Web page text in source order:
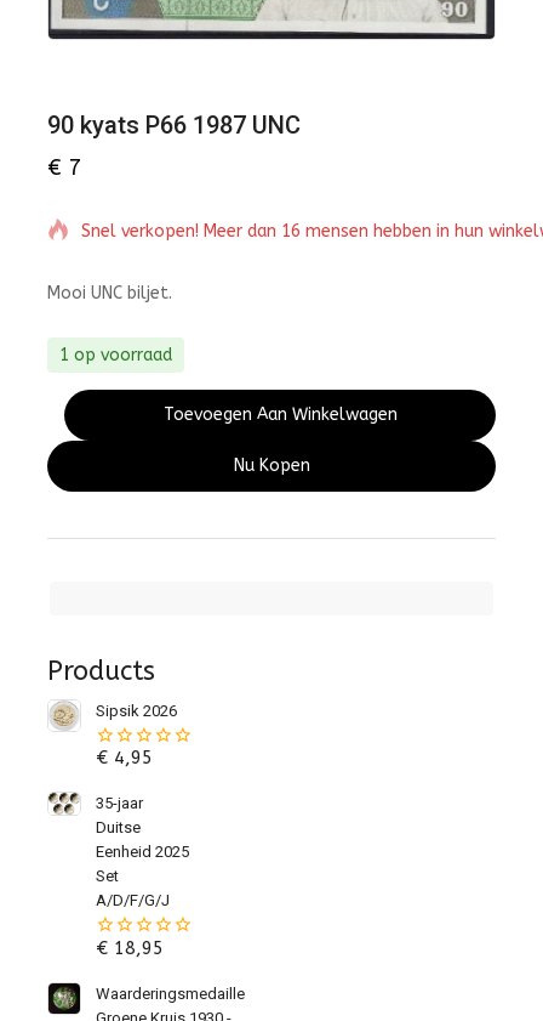
Products
Sipsik 2026
0
de
5
€4,95
35-jaar
Duitse
Eenheid 2025
Set
A/D/F/G/J
0
de
€18,95
Waarderingsmedaille
90 kyats P66 1987 UNC
€ 7
Snel verkopen! Meer dan 16 mensen hebben in hun
Mooi UNC biljet.
1 op voorraad
Toevoegen Aan Winkelwagen
Nu Kopen